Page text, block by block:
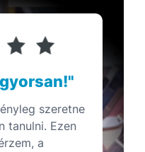
szeretne
tanulni. Ezen
a